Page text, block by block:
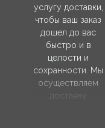
услугу доставки,
чтобы ваш заказ
дошел до вас
быстро и в
целости и
сохранности. Мы
осуществляем
доставку